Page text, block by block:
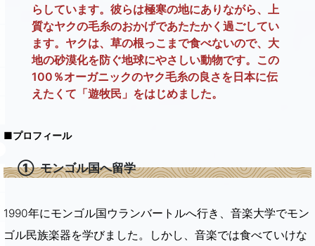
らしています。彼らは極寒の地にありながら、上
質なヤクの毛糸のおかげであたたかく過ごしてい
ます。ヤクは、草の根っこまで食べないので、大
地の砂漠化を防ぐ地球にやさしい動物です。この
100％オーガニックのヤク毛糸の良さを日本に伝
えたくて「遊牧民」をはじめました。
■プロフィール
① モンゴル国へ留学
1990年にモンゴル国ウランバートルへ行き、音楽大学でモン
ゴル民族楽器を学びました。しかし、音楽では食べていけな